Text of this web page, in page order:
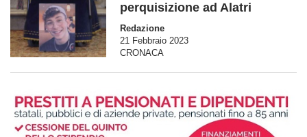
perquisizione ad Alatri
Redazione
21 Febbraio 2023
CRONACA